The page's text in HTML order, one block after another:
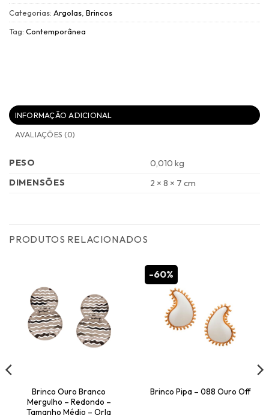
Categorias: Argolas Brincos
Tag: Contemporânea
INFORMAÇÃO ADICIONAL
AVALIAÇÕES (0)
PESO
0,010 kg
DIMENSÕES
2 × 8 × 7 cm
PRODUTOS RELACIONADOS
Brinco Ouro Branco
Mergulho – Redondo –
Tamanho Médio – Orla
-60%
Brinco Pipa – 088 Ouro Off